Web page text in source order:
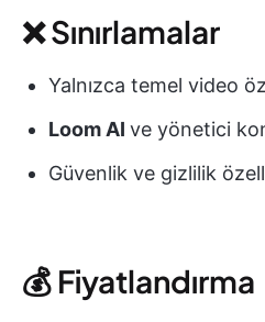
❌ Sınırlamalar
Yalnızca temel video
Loom AI ve yönetici
Güvenlik ve gizlilik
💰 Fiyatlandırma